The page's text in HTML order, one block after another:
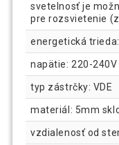
svetelnosť je
pre rozsvietenie
energetická
napätie: 220-240V
typ zástrčky: VDE
materiál: 5mm
vzdialenosť od